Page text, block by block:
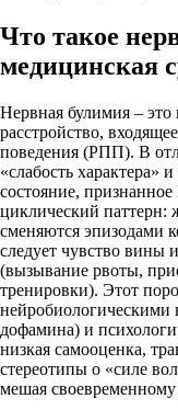
Что такое
медицинская
Нервная булимия – это
расстройство,
поведения (РПП). В
«слабость характера»
состояние,
циклический паттерн:
сменяются эпизодами
следует чувство вины
(вызывание рвоты,
тренировки). Этот
нейробиологическими
дофамина) и
низкая самооценка,
стереотипы о «силе
мешая